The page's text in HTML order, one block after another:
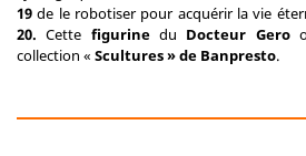
19 de le robotiser pour acquérir la vie
20.Cette figurinedu Docteur Gero
collection « Scultures » de Banpresto.